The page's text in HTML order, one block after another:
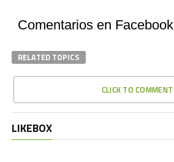
Comentarios en Facebook
RELATED TOPICS
CLICK TO COMMENT
LIKEBOX